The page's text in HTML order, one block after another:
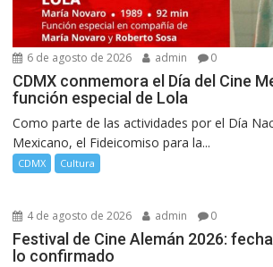
6 de agosto de 2026 admin 0
CDMX conmemora el Día del Cine
función especial de Lola
Como parte de las actividades por el Día
Mexicano, el Fideicomiso para la...
CDMX Cultura
4 de agosto de 2026 admin 0
Festival de Cine Alemán 2026:
lo confirmado